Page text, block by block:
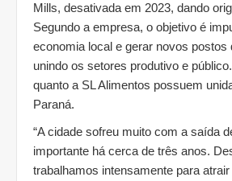
Mills, desativada em 2023, dando
Segundo a empresa, o objetivo é
economia local e gerar novos postos
unindo os setores produtivo e
quanto a SL Alimentos possuem
Paraná.
“A cidade sofreu muito com a saída
importante há cerca de três anos.
trabalhamos intensamente para